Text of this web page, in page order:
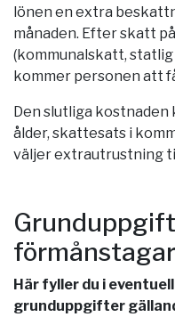
lönen en extra
månaden. Efter skatt
(kommunalskatt,
kommer personen att
Den slutliga kostnaden
ålder, skattesats i
väljer extrautrustning
Här fyller du i
grunduppgifter